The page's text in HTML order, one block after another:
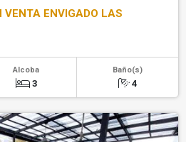
ENVIGADO LAS
Alcoba
3
Baño(s)
4